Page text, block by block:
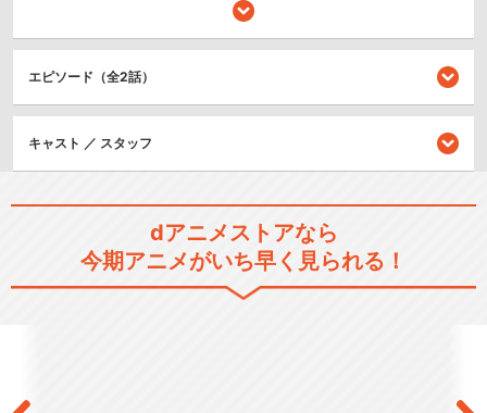
小学生4人の何気ない、ほのぼのとした、でもどこかユニークな日常を描
シリーズ／関連のアニメ作品
苺ましまろ 2005 TV ANIMA
TION…
エピソード（全2話）
キャスト ／ スタッフ
dアニメストアなら
今期アニメがいち早く見られる！